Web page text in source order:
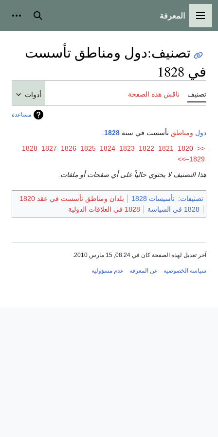
القائمة الرئيسية
المعرفة بحث
تصنيف:دول ومناطق تأسست
في 1828
تصنيف ناقش هذه الصفحة أدوات
مساعدة
دول ومناطق تأسست في سنة 1828
<<
–
1820
–
1821
–
1822
–
1823
–
1824
–
1825
–
1826
–
1827
–
1828
–
1829
–
>>
هذا التصنيف لا يحتوي حالياً على أي صفحات أو ملفات.
تصنيفات: تأسيسات 1828
بلدان ومناطق تأسست في عقد 1820
1828 في السياسة
1828 في العلاقات الدولية
آخر تعديل لهذه الصفحة كان في 08:24, 15 مارس 2010.
سياسة الخصوصية عن المعرفة عدم مسؤولية